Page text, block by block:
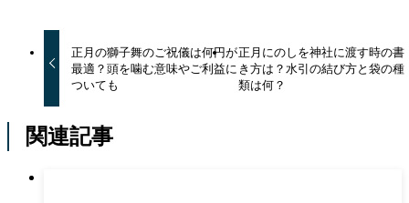
正月の獅子舞のご祝儀は何円が
最適？頭を噛む意味やご利益に
ついても
正月にのしを神社に渡す時の書
き方は？水引の結び方と袋の種
類は何？
関連記事